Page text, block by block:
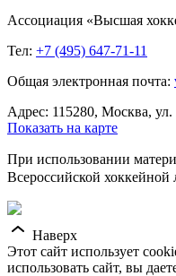
Ассоциация «Высшая
Тел: +7 (495) 647-71-11
Общая электронная почта:
Адрес: 115280, Москва,
Показать на карте
При использовании
Всероссийской хоккейной
Наверх
Этот сайт использует
использовать сайт, вы